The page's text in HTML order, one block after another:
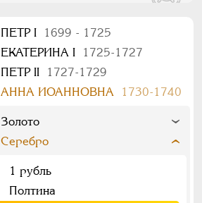
ПEТР I
1699 - 1725
ЕКАТЕРИНА I
1725-1727
ПЕТР II
1727-1729
АННА ИОАННОВНА
1730-1740
Золото
Серебро
1 рубль
Полтина